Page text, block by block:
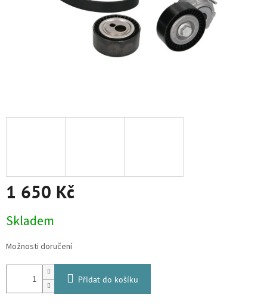
1 650 Kč
cena:
Skladem
Možnosti doručení
Přidat do košíku